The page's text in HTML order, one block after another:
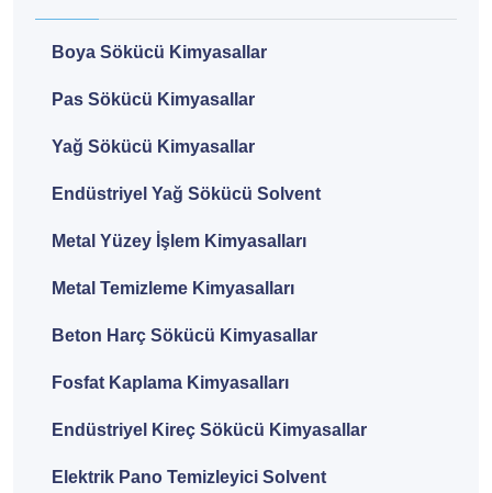
Boya Sökücü Kimyasallar
Pas Sökücü Kimyasallar
Yağ Sökücü Kimyasallar
Endüstriyel Yağ Sökücü Solvent
Metal Yüzey İşlem Kimyasalları
Metal Temizleme Kimyasalları
Beton Harç Sökücü Kimyasallar
Fosfat Kaplama Kimyasalları
Endüstriyel Kireç Sökücü Kimyasallar
Elektrik Pano Temizleyici Solvent